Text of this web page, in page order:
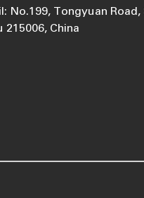
No.199, Tongyuan Road,
215006, China